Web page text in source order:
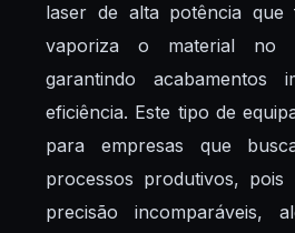
laser de alta potência que
vaporiza o material no
garantindo acabamentos
eficiência. Este tipo de
para empresas que
processos produtivos,
precisão incomparáveis,